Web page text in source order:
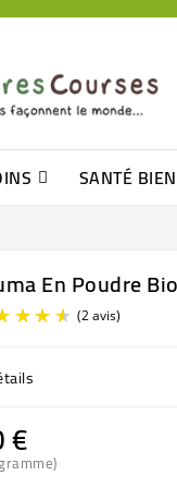
SANTÉ
En Poudre
€